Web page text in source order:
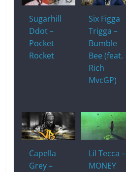
Sugarhill
Ddot –
Pocket
Rocket
Six Figga
Trigga –
Bumble
Bee (feat.
Rich
MvcGP)
Capella
Grey –
Lil Tecca –
MONEY